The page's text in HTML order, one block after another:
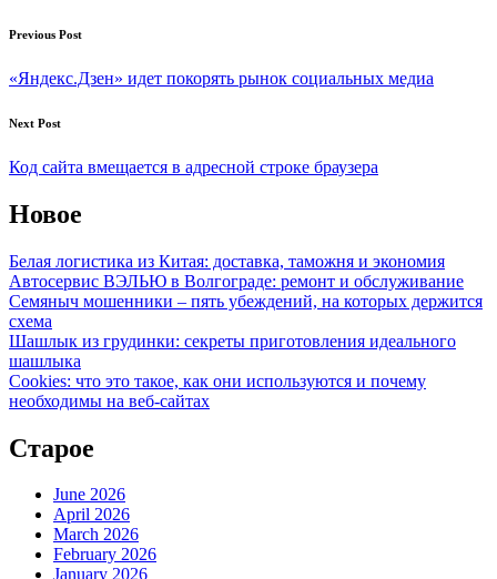
Post
navigation
Previous Post
«Яндекс.Дзен» идет покорять рынок социальных медиа
Next Post
Код сайта вмещается в адресной строке браузера
Новое
Белая логистика из Китая: доставка, таможня и экономия
Автосервис ВЭЛЬЮ в Волгограде: ремонт и обслуживание
Семяныч мошенники – пять убеждений, на которых держится
схема
Шашлык из грудинки: секреты приготовления идеального
шашлыка
Cookies: что это такое, как они используются и почему
необходимы на веб-сайтах
Старое
June 2026
April 2026
March 2026
February 2026
January 2026